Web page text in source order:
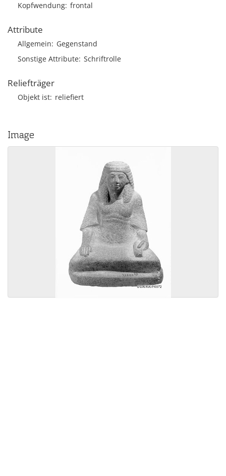
Kopfwendung frontal
Attribute
Allgemein
Gegenstand
Sonstige Attribute Schriftrolle
Reliefträger
Objekt ist reliefiert
Image